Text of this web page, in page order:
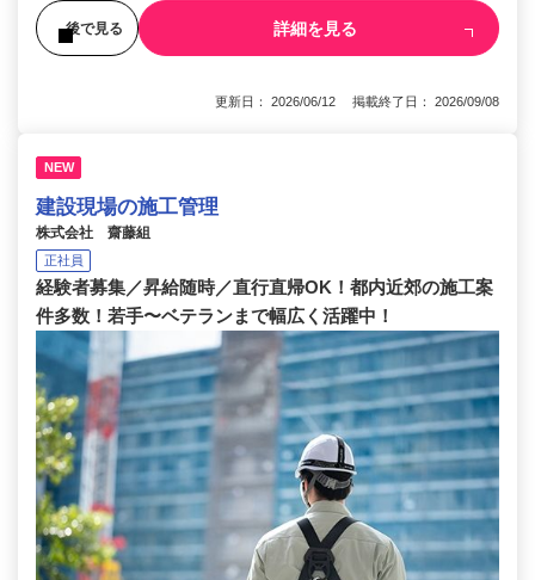
後で見る 詳細を見る
更新日： 2026/06/12 掲載終了日： 2026/09/08
NEW
建設現場の施工管理
株式会社 齋藤組
正社員
経験者募集／昇給随時／直行直帰OK！都内近郊の施工案
件多数！若手〜ベテランまで幅広く活躍中！